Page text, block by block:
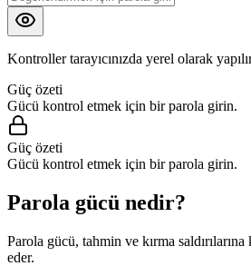
Kontroller tarayıcınızda yerel olarak
Güç özeti
Gücü kontrol etmek için bir parola girin.
Güç özeti
Gücü kontrol etmek için bir parola girin.
Parola gücü nedir?
Parola gücü, tahmin ve kırma saldırılarına
eder.